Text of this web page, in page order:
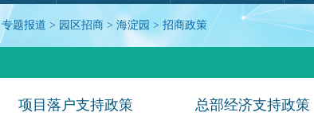
专题报道 > 园区招商 > 海淀园 > 招商政策
项目落户支持政策 总部经济支持政策